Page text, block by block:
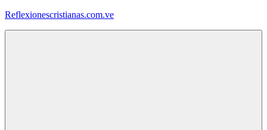
Saltar
Reflexionescristianas.com.ve